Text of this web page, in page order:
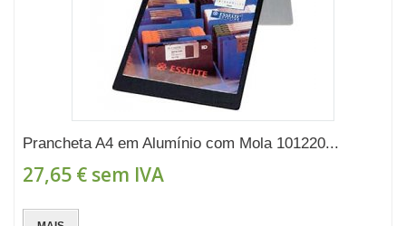
Prancheta A4 em Alumínio com Mola 101220...
27,65 € sem IVA